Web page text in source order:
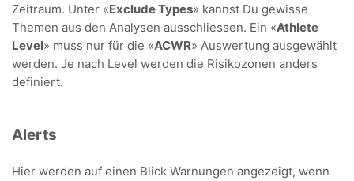
Zeitraum. Unter «Exclude Types» kannst Du gewisse
Themen aus den Analysen ausschliessen. Ein «Athlete
Level» muss nur für die «ACWR» Auswertung ausgewählt
werden. Je nach Level werden die Risikozonen anders
definiert.
Alerts
Hier werden auf einen Blick Warnungen angezeigt, wenn